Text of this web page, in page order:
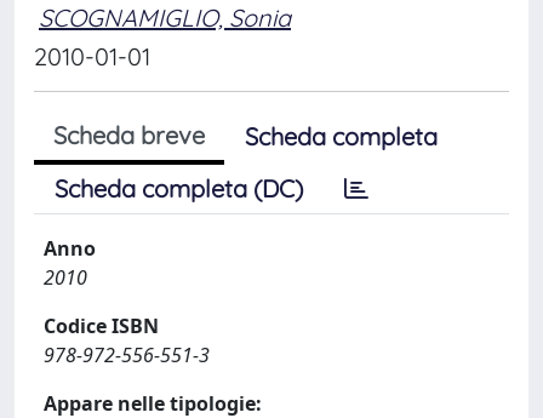
SCOGNAMIGLIO, Sonia
2010-01-01
Scheda breve
Scheda completa
Scheda completa (DC)
Anno
2010
Codice ISBN
978-972-556-551-3
Appare nelle tipologie: